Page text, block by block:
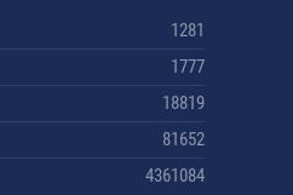
1281
1777
18819
81652
4361084